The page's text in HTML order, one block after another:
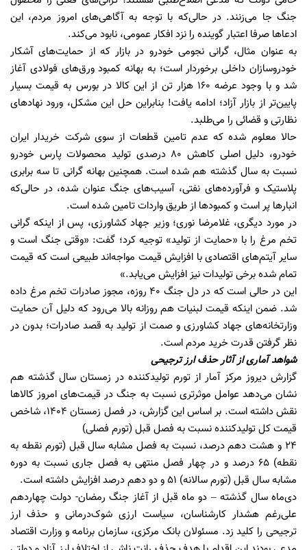
جنگ جا می‌زنند. در حالی‌که با توجه به آگاهی‌های امروز مردم، این
ادعاها صرفا اعتبار گوینده را نزد افکار عمومی، نابود می‌کند.
به عنوان مثال، گرانی نجومی خودرو در بازار که از حمایت‌های آشکار
خودروسازان داخلی برخوردار است؛ به بهانه کمبود ورق‌های فولادی آغاز
شد و با وجود عرضه 160 هزار تن از این کالا در بورس به قیمت بسیار
پایین‌تر از بازار آزاد؛ ادامه یافت! بنابراین حل این مشکل، ورود نهادهای
نظارتی و قضائی را می‌طلبد.
حالا معلوم شده که عدم تامین قطعات از سوی شرکت خریدار ایران
خودرو، دلیل اصلی کاهش 80 درصدی تولید محصولات پارس خودرو
نسبت به سال گذشته هم شده است. همچنین بهانه گرانی تا سه برابری
پلاستیک و فرآورده‌های نفتی، آسیب‌های جنگ عنوان شده، در حالی‌که
انبارها پر است و کمبودها از طریق واردات تامین شده است.
در مورد دیگری، غلامرضا نوری؛ وزیر جهاد کشاورزی، پس از اینکه گرانی
تخم مرغ را با «حمایت از تولید» توجیه کرد؛ گفت: «وقتی جنگ است و
سایر آیتم‌های اقتصادی با افزایش قیمت مواجه‌اند طبیعی است که قیمت
تمام شده برخی تولیدات نیز افزایش می‌یابد.»
این در حالی است که در دل جنگ 40 روزه، مجوز صادرات تخم مرغ داده
شد. ضمن اینکه قیمت لبنیات هم روزانه بالا می‌رود که دلیل آن حمایت
وزارتخانه‌های جهاد کشاورزی و صمت از تولید به قصد صادرات؛ بدون در
نظر گرفتن قدرت خرید مردم است.
شواهد آماری از آثار حذف ارز ترجیحی
گزارش دیروز مرکز آمار از تورم تولیدکننده در زمستان سال گذشته هم
نشان می‌دهد عوامل موثرتری نسبت به جنگ در قیمت‌های امروز کالاها
نقش داشته است. بر اساس این گزارش، در فصل زمستان ۱۴۰۴، شاخص
قیمت کل تولیدکننده نسبت به فصل قبل (تورم فصلی)
۲۴ و هشت دهم درصد، نسبت به فصل مشابه سال قبل (تورم نقطه به
نقطه) ۶۵ درصد و در چهار فصل منتهی به فصل جاری نسبت به دوره
مشابه سال قبل (تورم سالانه) ۵۱ و دو دهم درصد افزایش داشته است.
دی‌ماه سال گذشته – دو ماه قبل از آغاز جنگ رمضان- دولت چهاردهم
علی‌رغم هشدار کارشناسان، سیاست ارزی شوک‌درمانی و حذف ارز
ترجیحی را کلید زد. مسئولان بانک مرکزی، سازمان برنامه و وزارت اقتصاد